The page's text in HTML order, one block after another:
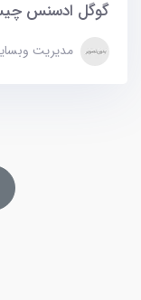
گوگل ادسنس
مدیریت